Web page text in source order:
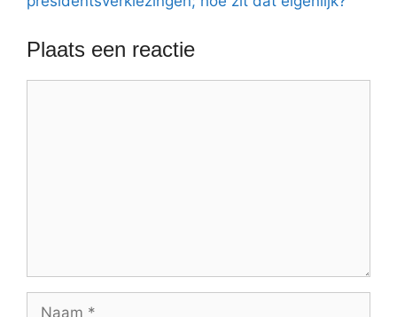
Plaats een reactie